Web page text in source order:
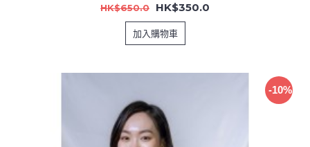
HK$650.0 HK$350.0
加入購物車
-10%